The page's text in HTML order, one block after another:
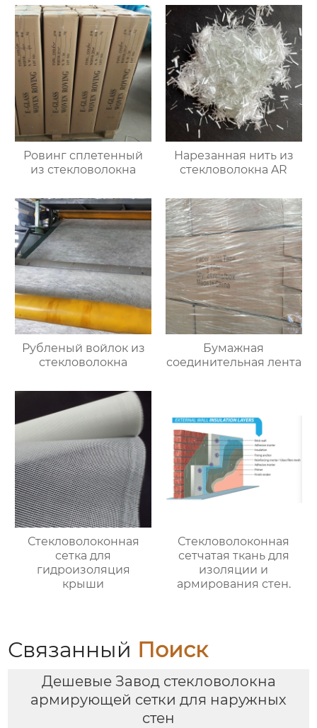
Ровинг сплетенный
из стекловолокна
Нарезанная нить из
стекловолокна AR
Рубленый войлок из
стекловолокна
Бумажная
соединительная лента
Стекловолоконная
сетка для
гидроизоляция
крыши
Стекловолоконная
сетчатая ткань для
изоляции и
армирования стен.
Связанный Поиск
Дешевые Завод стекловолокна
армирующей сетки для наружных
стен